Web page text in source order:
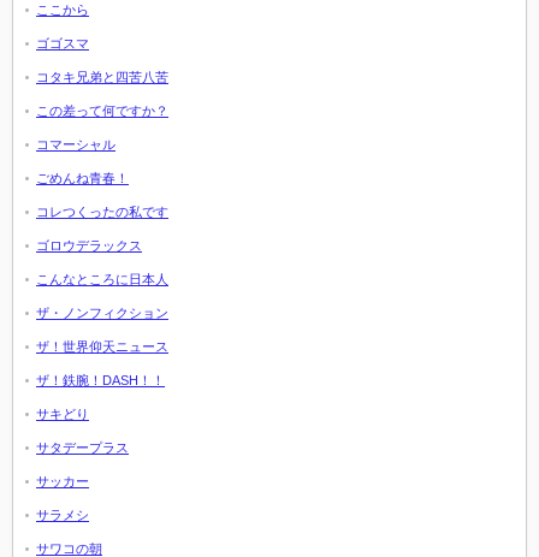
ここから
ゴゴスマ
コタキ兄弟と四苦八苦
この差って何ですか？
コマーシャル
ごめんね青春！
コレつくったの私です
ゴロウデラックス
こんなところに日本人
ザ・ノンフィクション
ザ！世界仰天ニュース
ザ！鉄腕！DASH！！
サキどり
サタデープラス
サッカー
サラメシ
サワコの朝